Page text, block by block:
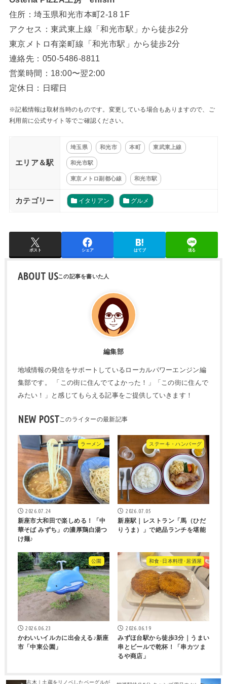
住所：埼玉県和光市本町2-18 1F
アクセス：東武東上線「和光市駅」から徒歩2分
東京メトロ有楽町線「和光市駅」から徒歩2分
連絡先：050-5486-8811
営業時間：18:00〜翌2:00
定休日：日曜日
※記載情報は取材当時のものです。変更している場合もありますので、ご
利用前に公式サイト等でご確認ください。
エリア＆駅
埼玉県 和光市 本町 東武東上線
和光市駅
東京メトロ副都心線 和光市駅
カテゴリー イタリアン グルメ
ポスト シェア はてブ 送る
ABOUT US
編集部
地域情報の発信をサポートしているローカルパワーエンジン編
集部です。 「この街に住んでてよかった！」「この街に住んで
みたい！」と感じてもらえる記事をご提供していきます！
NEW POST
ラーメン
2026.07.24
新座市大和田で楽しめる！「中
華そば みずち」の濃厚鶏白湯つ
け麺♪
ステーキ・ハンバーグ
2026.07.05
新座駅｜レストラン「馬（ひだ
りうま）」で絶品ランチを堪能
公園
2026.06.23
かわいいイルカに出会える♪新座
市「中東公園」
和食･日本料理･居酒屋
2026.06.19
みずほ台駅から徒歩3分｜うまい
串とビールで乾杯！「串カツま
るや商店」
志木｜土蔵をリノベしたベーグルが